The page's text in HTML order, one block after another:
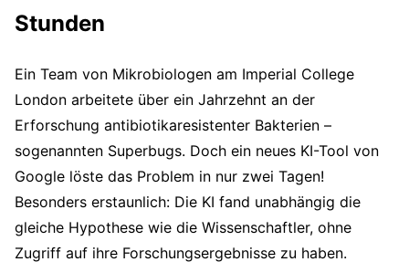
Stunden
Ein Team von Mikrobiologen am Imperial College
London arbeitete über ein Jahrzehnt an der
Erforschung antibiotikaresistenter Bakterien –
sogenannten Superbugs. Doch ein neues KI-Tool von
Google löste das Problem in nur zwei Tagen!
Besonders erstaunlich: Die KI fand unabhängig die
gleiche Hypothese wie die Wissenschaftler, ohne
Zugriff auf ihre Forschungsergebnisse zu haben.